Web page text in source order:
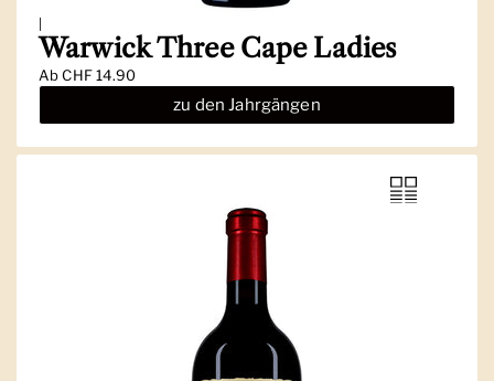
|
Warwick Three Cape Ladies
AbCHF 14.90
zu den Jahrgängen